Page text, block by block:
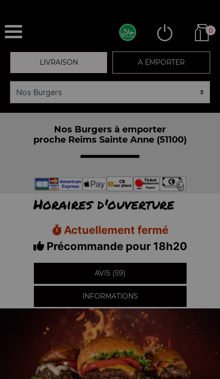
0
LIVRAISON A EMPORTER
Nos Burgers à emporter
proche Reims Sainte Anne (51100)
Horaires d'ouverture
Actuellement fermé
Précommande pour 18h20
AVIS (59)
INFORMATIONS